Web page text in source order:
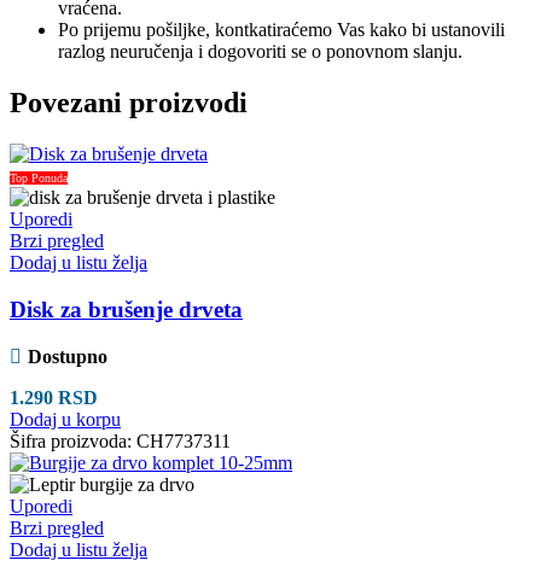
vraćena.
Po prijemu pošiljke, kontkatiraćemo Vas kako bi ustanovili
razlog neuručenja i dogovoriti se o ponovnom slanju.
Povezani proizvodi
Top Ponuda
Uporedi
Brzi pregled
Dodaj u listu želja
Disk za brušenje drveta
Dostupno
1.290 RSD
Dodaj u korpu
Šifra proizvoda: CH7737311
Uporedi
Brzi pregled
Dodaj u listu želja